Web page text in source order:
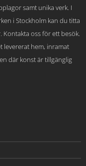
samt unika verk. I
i Stockholm kan du titta
oss för ett besök.
levererat hem, inramat
där konst är tillgänglig